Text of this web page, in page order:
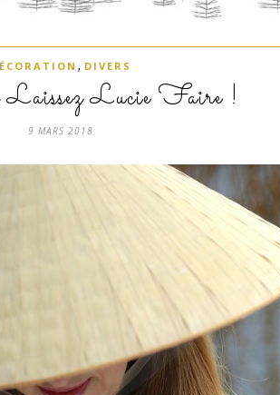
, DIVERS
Laissez Lucie Faire !
9 MARS 2018